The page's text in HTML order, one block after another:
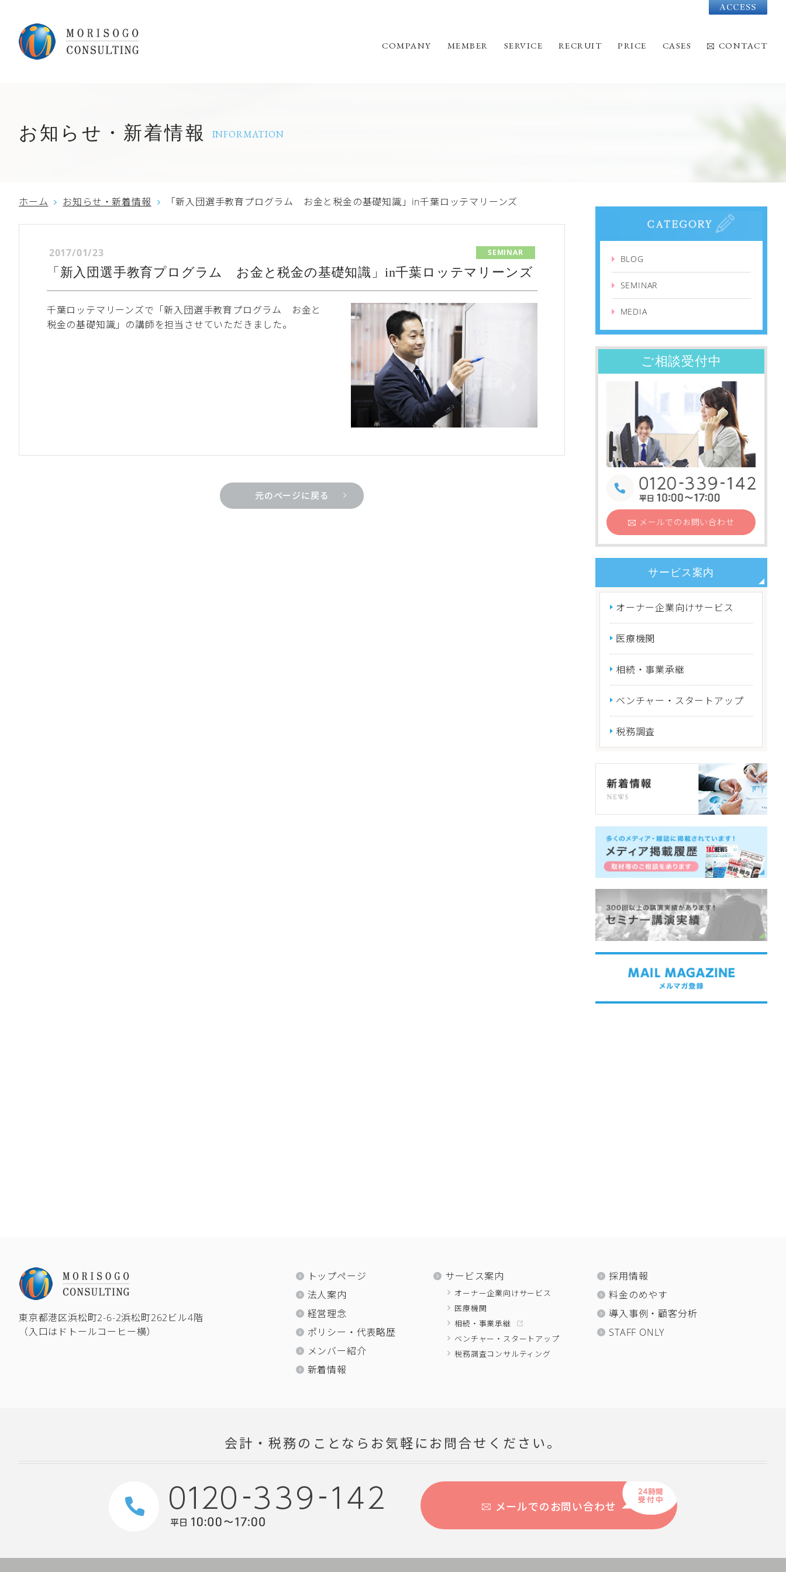
COMPANY MEMBER SERVICE RECRUIT PRICE CASES CONTACT
お知らせ・新着情報 INFORMATION
ホーム お知らせ・新着情報 「新入団選手教育プログラム お金と税金の基礎知識」in千葉ロッテマリーンズ
2017/01/23 SEMINAR
「新入団選手教育プログラム お金と税金の基礎知識」in千葉ロッテマリーンズ
千葉ロッテマリーンズで「新入団選手教育プログラム お金と
税金の基礎知識」の講師を担当させていただきました。
元のページに戻る
BLOG
SEMINAR
MEDIA
ご相談受付中
メールでの お問い合わせ
サービス案内
オーナー企業向けサービス
医療機関
相続・事業承継
ベンチャー・スタートアップ
税務調査
東京都港区浜松町2-6-2浜松町262ビル4階
（入口はドトールコーヒー横）
トップページ
法人案内
経営理念
ポリシー・代表略歴
メンバー紹介
新着情報
サービス案内
オーナー企業向けサービス
医療機関
相続・事業承継
ベンチャー・スタートアップ
税務調査コンサルティング
採用情報
料金のめやす
導入事例・顧客分析
STAFF ONLY
会計・税務のことならお気軽にお問合せください。
メールでのお問い合わせ